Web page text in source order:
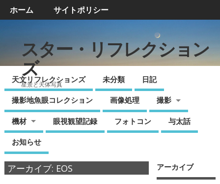
ホーム サイトポリシー
スター・リフレクション
ズ
星景と天体写真
天文リフレクションズ 未分類 日記
撮影地魚眼コレクション 画像処理 撮影
機材 眼視観望記録 フォトコン 与太話
お知らせ
アーカイブ: EOS アーカイブ